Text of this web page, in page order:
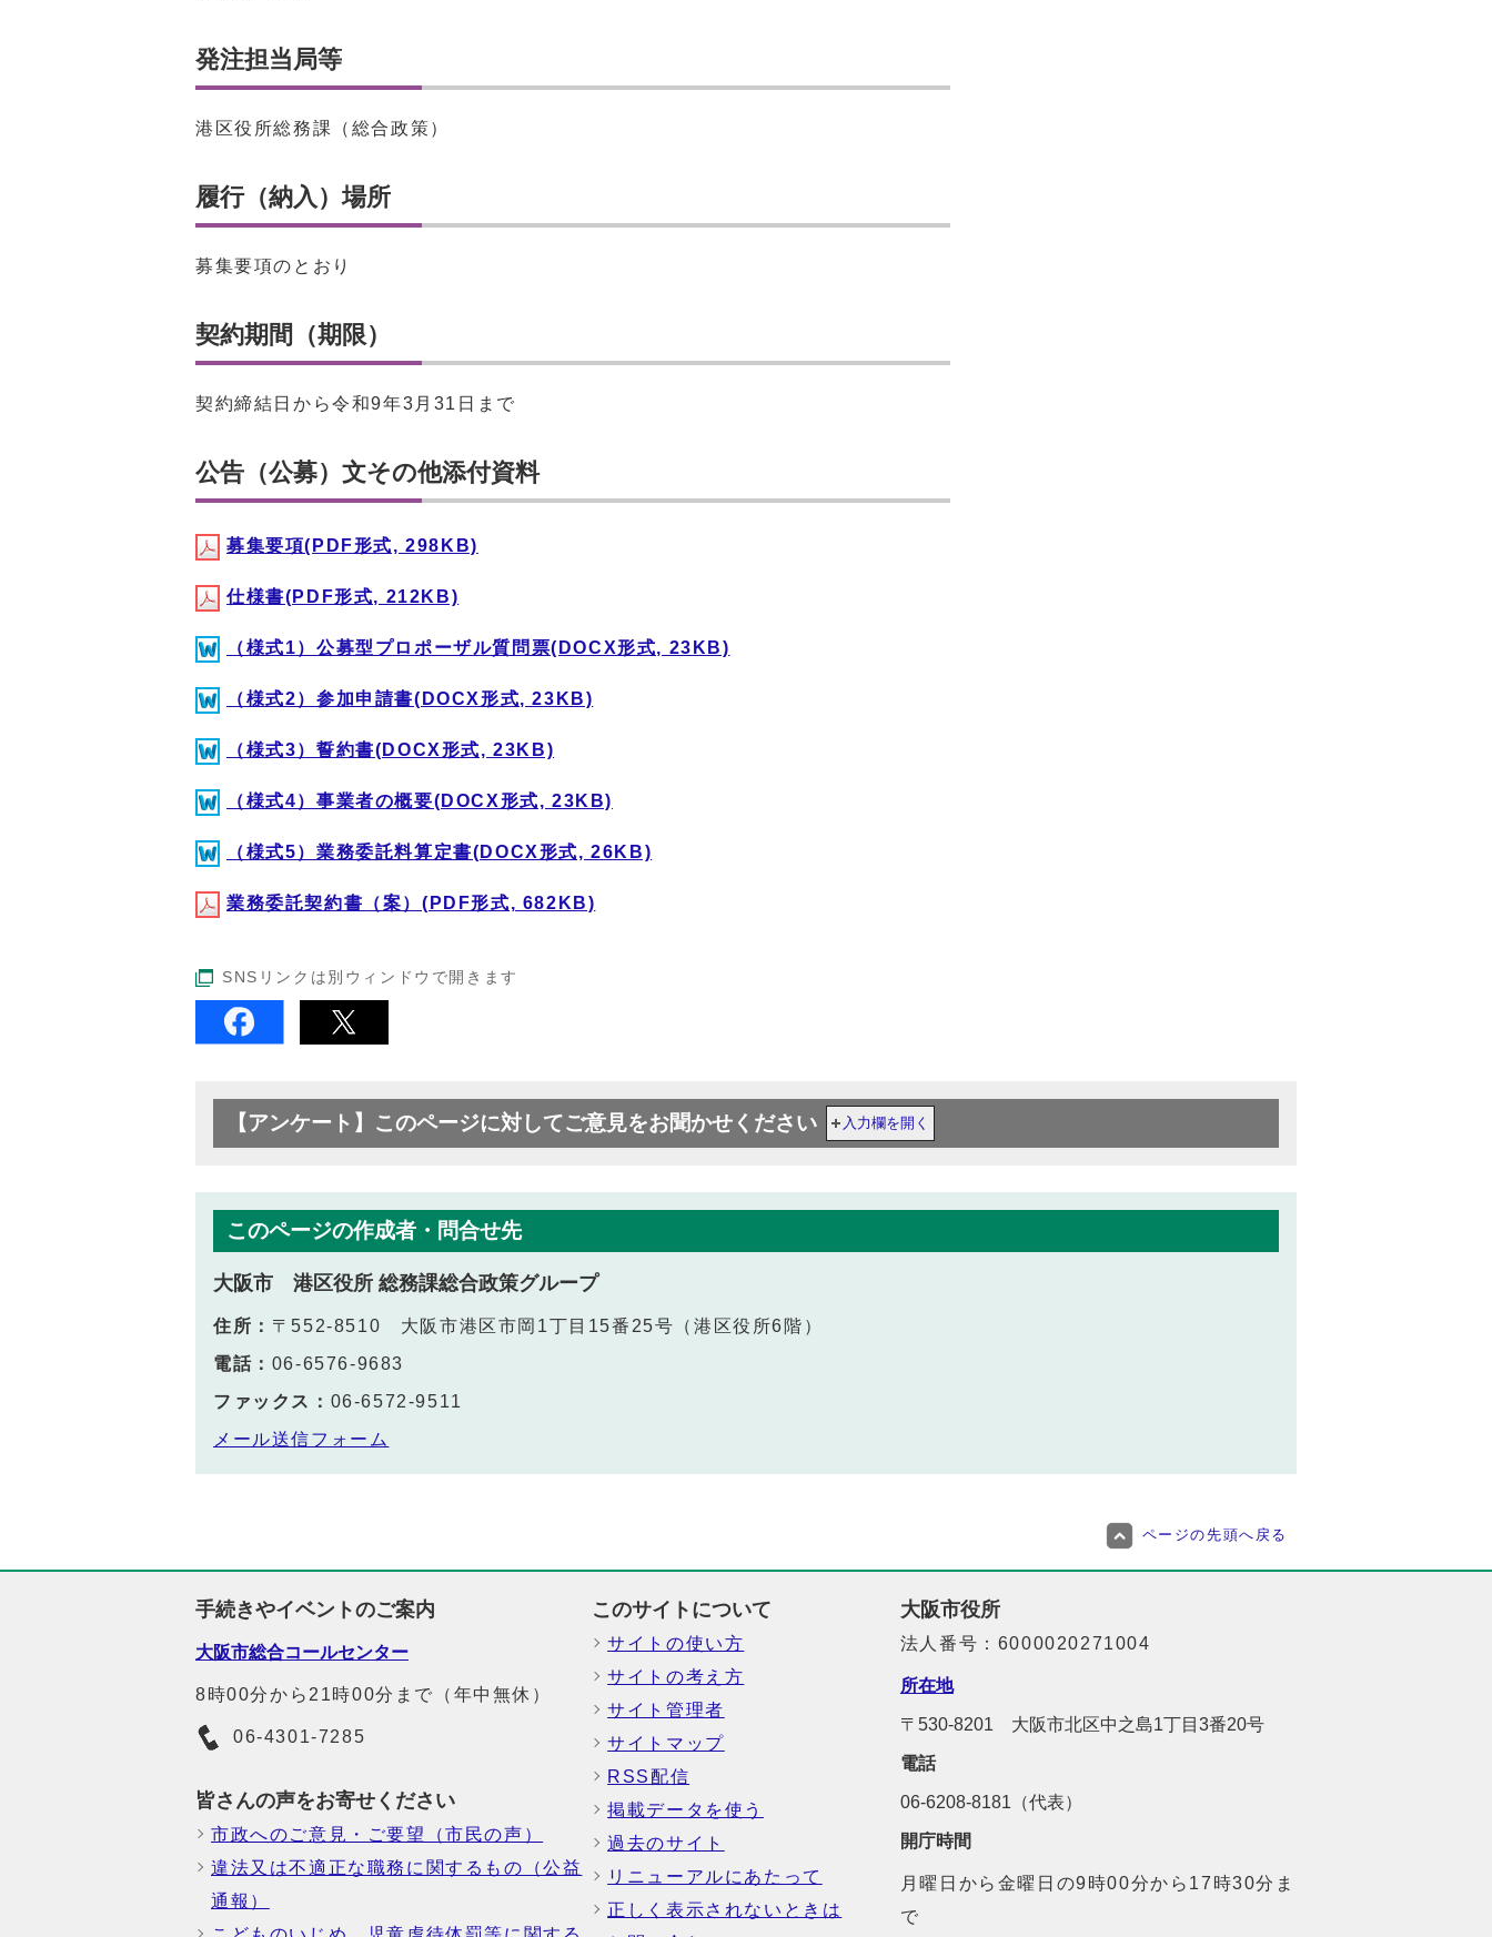
発注担当局等
港区役所総務課（総合政策）
履行（納入）場所
募集要項のとおり
契約期間（期限）
契約締結日から令和9年3月31日まで
公告（公募）文その他添付資料
募集要項(PDF形式, 298KB)
仕様書(PDF形式, 212KB)
（様式1）公募型プロポーザル質問票(DOCX形式, 23KB)
（様式2）参加申請書(DOCX形式, 23KB)
（様式3）誓約書(DOCX形式, 23KB)
（様式4）事業者の概要(DOCX形式, 23KB)
（様式5）業務委託料算定書(DOCX形式, 26KB)
業務委託契約書（案）(PDF形式, 682KB)
SNSリンクは別ウィンドウで開きます
【アンケート】このページに対してご意見をお聞かせください 入力欄を開く
このページの作成者・問合せ先
大阪市 港区役所 総務課総合政策グループ
住所： 〒552-8510 大阪市港区市岡1丁目15番25号（港区役所6階）
電話： 06-6576-9683
ファックス： 06-6572-9511
メール送信フォーム
ページの先頭へ戻る
手続きやイベントのご案内
大阪市総合コールセンター
8時00分から21時00分まで（年中無休）
06-4301-7285
皆さんの声をお寄せください
市政へのご意見・ご要望（市民の声）
違法又は不適正な職務に関するもの（公益
通報）
このサイトについて
サイトの使い方
サイトの考え方
サイト管理者
サイトマップ
RSS配信
掲載データを使う
過去のサイト
リニューアルにあたって
正しく表示されないときは
大阪市役所
法人番号：6000020271004
所在地
〒530-8201 大阪市北区中之島1丁目3番20号
電話
06-6208-8181（代表）
開庁時間
月曜日から金曜日の9時00分から17時30分ま
で